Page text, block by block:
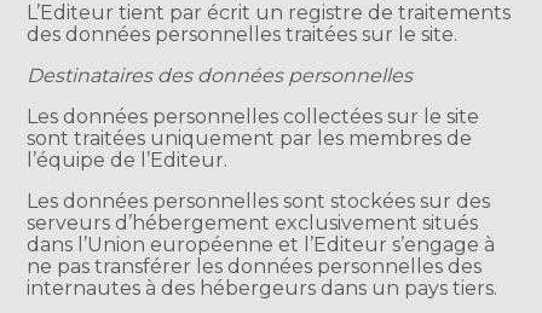
L’Editeur tient par écrit un registre de traitements
des données personnelles traitées sur le site.
Destinataires des données personnelles
Les données personnelles collectées sur le site
sont traitées uniquement par les membres de
l’équipe de l’Editeur.
Les données personnelles sont stockées sur des
serveurs d’hébergement exclusivement situés
dans l’Union européenne et l’Editeur s’engage à
ne pas transférer les données personnelles des
internautes à des hébergeurs dans un pays tiers.